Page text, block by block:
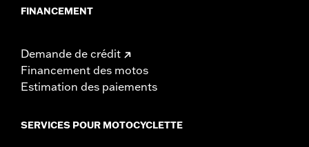
FINANCEMENT
Demande de crédit
Financement des motos
Estimation des paiements
SERVICES POUR MOTOCYCLETTE